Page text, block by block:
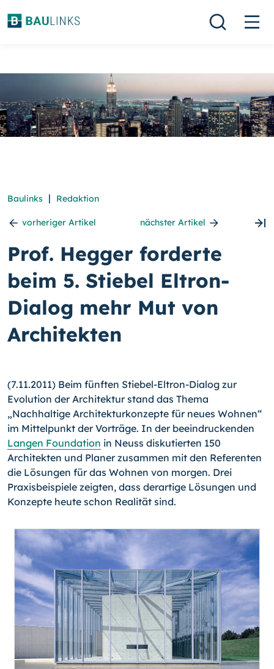
Baulinks | Redaktion
vorheriger Artikel nächster Artikel
Prof. Hegger forderte
beim 5. Stiebel Eltron-
Dialog mehr Mut von
Architekten
(7.11.2011) Beim fünften Stiebel-Eltron-Dialog zur
Evolution der Architektur stand das Thema
„Nachhaltige Architekturkonzepte für neues Wohnen“
im Mittelpunkt der Vorträge. In der beeindruckenden
Langen Foundation in Neuss diskutierten 150
Architekten und Planer zusammen mit den Referenten
die Lösungen für das Wohnen von morgen. Drei
Praxisbeispiele zeigten, dass derartige Lösungen und
Konzepte heute schon Realität sind.